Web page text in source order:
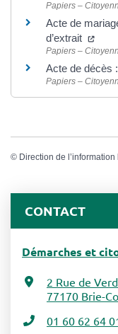
Papiers –
Acte de
d’extrait
Papiers –
Acte de décès
Papiers –
© Direction de
CONTACT
Démarches et
2 Rue de
77170 Brie-
01 60 62 64